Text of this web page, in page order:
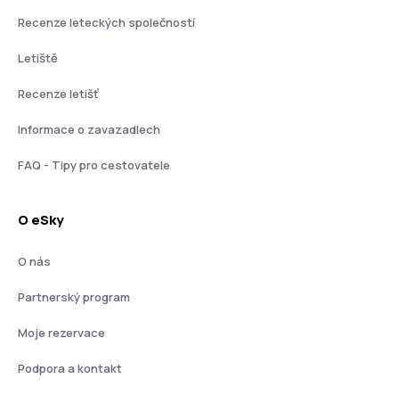
Recenze leteckých společností
Letiště
Recenze letišť
Informace o zavazadlech
FAQ - Tipy pro cestovatele
O eSky
O nás
Partnerský program
Moje rezervace
Podpora a kontakt